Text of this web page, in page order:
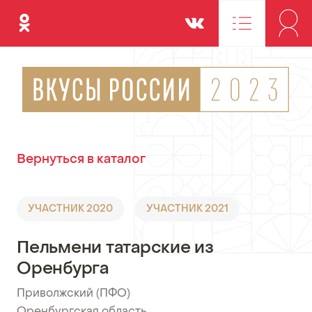
Одноклассники Вконтакте
Вернуться в каталог
УЧАСТНИК 2020 УЧАСТНИК 2021
Пельмени татарские из
Оренбурга
Приволжский (ПФО)